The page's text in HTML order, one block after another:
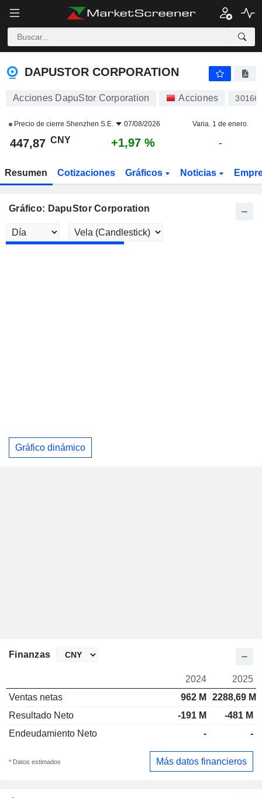
DAPUSTOR CORPORATION
DAPUSTOR CORPORATION
Acciones DapuStor Corporation Acciones
Precio de cierre Shenzhen S.E. 07/08/2026 Varia. 1 de enero.
447,87 CNY +1,97 % -
Resumen Cotizaciones Gráficos Noticias
Gráfico: DapuStor Corporation
Gráfico dinámico
Finanzas
2024
2025
Ventas netas
962 M
2288,69 M
Resultado Neto
-191 M
-481 M
Endeudamiento Neto
- -
* Datos estimados Más datos financieros